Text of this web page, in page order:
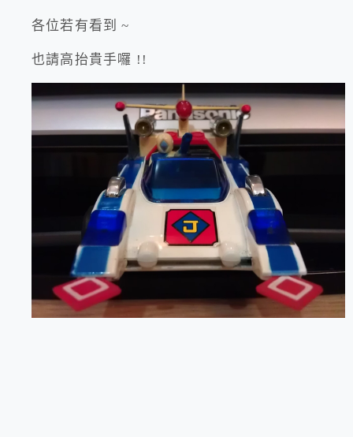
各位若有看到 ~
也請高抬貴手囉 !!